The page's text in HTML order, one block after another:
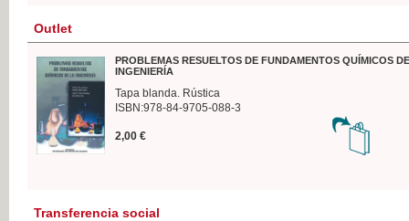
Outlet
PROBLEMAS RESUELTOS DE FUNDAMENTOS QUÍMICOS
INGENIERÍA
Tapa blanda. Rústica
ISBN:978-84-9705-088-3
2,00 €
Transferencia social